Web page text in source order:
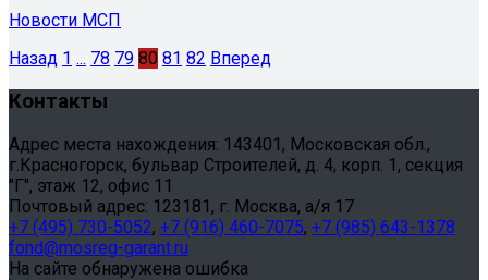
Новости МСП
Назад 1 ... 78 79 80 81 82 Вперед
Контакты
Адрес места нахождения: 143401, Московская обл.,
г.Красногорск, бульвар Строителей, д. 4, корп. 1, секция
"Г", этаж 12, офис 11
Почтовый адрес: 123181, г. Москва, а/я 17
+7 (495) 730-5052, +7 (916) 460-7075, +7 (985) 643-1378
fond@mosreg-garant.ru
На сайте обнаружена ошибка